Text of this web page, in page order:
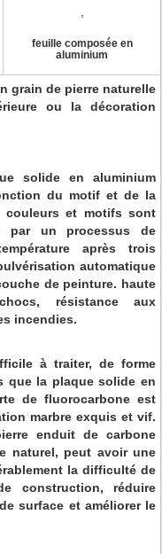
feuille composée en
aluminium
grain de pierre naturelle
ou la décoration
solide en aluminium
du motif et de la
couleurs et motifs sont
un processus de
après trois
automatique
de peinture. haute
résistance aux
incendies.
à traiter, de forme
que la plaque solide en
de fluorocarbone est
marbre exquis et vif.
enduit de carbone
naturel, peut avoir une
la difficulté de
construction, réduire
surface et améliorer le